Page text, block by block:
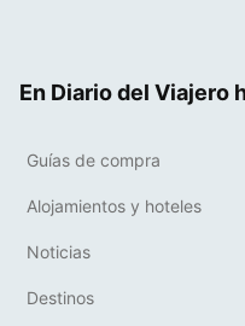
En Diario del Viajero
Guías de compra
Alojamientos y hoteles
Noticias
Destinos